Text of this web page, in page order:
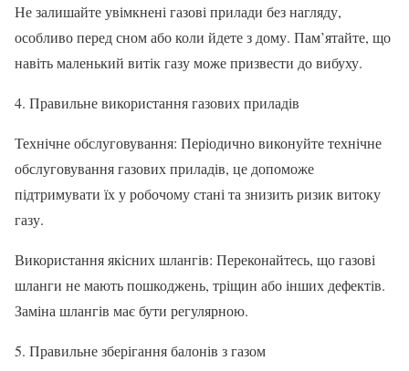
Не залишайте увімкнені газові прилади без нагляду,
особливо перед сном або коли йдете з дому. Пам’ятайте, що
навіть маленький витік газу може призвести до вибуху.
4. Правильне використання газових приладів
Технічне обслуговування: Періодично виконуйте технічне
обслуговування газових приладів, це допоможе
підтримувати їх у робочому стані та знизить ризик витоку
газу.
Використання якісних шлангів: Переконайтесь, що газові
шланги не мають пошкоджень, тріщин або інших дефектів.
Заміна шлангів має бути регулярною.
5. Правильне зберігання балонів з газом